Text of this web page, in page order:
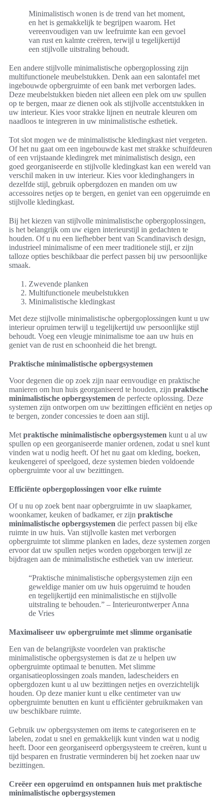
Minimalistisch wonen is de trend van het moment,
en het is gemakkelijk te begrijpen waarom. Het
vereenvoudigen van uw leefruimte kan een gevoel
van rust en kalmte creëren, terwijl u tegelijkertijd
een stijlvolle uitstraling behoudt.
Een andere stijlvolle minimalistische opbergoplossing zijn
multifunctionele meubelstukken. Denk aan een salontafel met
ingebouwde opbergruimte of een bank met verborgen lades.
Deze meubelstukken bieden niet alleen een plek om uw spullen
op te bergen, maar ze dienen ook als stijlvolle accentstukken in
uw interieur. Kies voor strakke lijnen en neutrale kleuren om
naadloos te integreren in uw minimalistische esthetiek.
Tot slot mogen we de minimalistische kledingkast niet vergeten.
Of het nu gaat om een ingebouwde kast met strakke schuifdeuren
of een vrijstaande kledingrek met minimalistisch design, een
goed georganiseerde en stijlvolle kledingkast kan een wereld van
verschil maken in uw interieur. Kies voor kledinghangers in
dezelfde stijl, gebruik opbergdozen en manden om uw
accessoires netjes op te bergen, en geniet van een opgeruimde en
stijlvolle kledingkast.
Bij het kiezen van stijlvolle minimalistische opbergoplossingen,
is het belangrijk om uw eigen interieurstijl in gedachten te
houden. Of u nu een liefhebber bent van Scandinavisch design,
industrieel minimalisme of een meer traditionele stijl, er zijn
talloze opties beschikbaar die perfect passen bij uw persoonlijke
smaak.
Zwevende planken
Multifunctionele meubelstukken
Minimalistische kledingkast
Met deze stijlvolle minimalistische opbergoplossingen kunt u uw
interieur opruimen terwijl u tegelijkertijd uw persoonlijke stijl
behoudt. Voeg een vleugje minimalisme toe aan uw huis en
geniet van de rust en schoonheid die het brengt.
Praktische minimalistische opbergsystemen
Voor degenen die op zoek zijn naar eenvoudige en praktische
manieren om hun huis georganiseerd te houden, zijn praktische
minimalistische opbergsystemen de perfecte oplossing. Deze
systemen zijn ontworpen om uw bezittingen efficiënt en netjes op
te bergen, zonder concessies te doen aan stijl.
Met praktische minimalistische opbergsystemen kunt u al uw
spullen op een georganiseerde manier ordenen, zodat u snel kunt
vinden wat u nodig heeft. Of het nu gaat om kleding, boeken,
keukengerei of speelgoed, deze systemen bieden voldoende
opbergruimte voor al uw bezittingen.
Efficiënte opbergoplossingen voor elke ruimte
Of u nu op zoek bent naar opbergruimte in uw slaapkamer,
woonkamer, keuken of badkamer, er zijn praktische
minimalistische opbergsystemen die perfect passen bij elke
ruimte in uw huis. Van stijlvolle kasten met verborgen
opbergruimte tot slimme planken en lades, deze systemen zorgen
ervoor dat uw spullen netjes worden opgeborgen terwijl ze
bijdragen aan de minimalistische esthetiek van uw interieur.
“Praktische minimalistische opbergsystemen zijn een
geweldige manier om uw huis opgeruimd te houden
en tegelijkertijd een minimalistische en stijlvolle
uitstraling te behouden.” – Interieurontwerper Anna
de Vries
Maximaliseer uw opbergruimte met slimme organisatie
Een van de belangrijkste voordelen van praktische
minimalistische opbergsystemen is dat ze u helpen uw
opbergruimte optimaal te benutten. Met slimme
organisatieoplossingen zoals manden, ladescheiders en
opbergdozen kunt u al uw bezittingen netjes en overzichtelijk
houden. Op deze manier kunt u elke centimeter van uw
opbergruimte benutten en kunt u efficiënter gebruikmaken van
uw beschikbare ruimte.
Gebruik uw opbergsystemen om items te categoriseren en te
labelen, zodat u snel en gemakkelijk kunt vinden wat u nodig
heeft. Door een georganiseerd opbergsysteem te creëren, kunt u
tijd besparen en frustratie verminderen bij het zoeken naar uw
bezittingen.
Creëer een opgeruimd en ontspannen huis met praktische
minimalistische opbergsystemen